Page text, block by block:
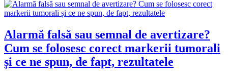
Alarmă falsă sau semnal de avertizare?
Cum se folosesc corect markerii tumorali
și ce ne spun, de fapt, rezultatele